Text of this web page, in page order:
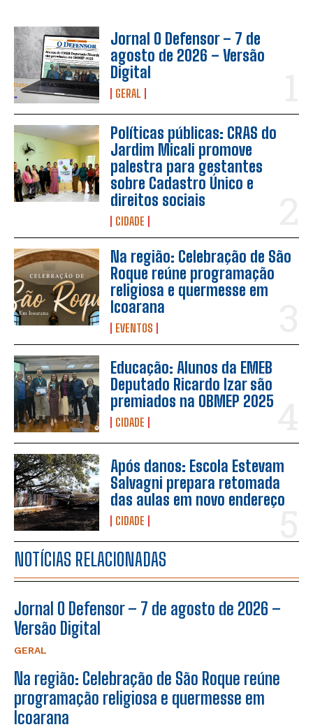
Jornal O Defensor – 7 de
agosto de 2026 – Versão
Digital
GERAL
Políticas públicas: CRAS do
Jardim Micali promove
palestra para gestantes
sobre Cadastro Único e
direitos sociais
CIDADE
Na região: Celebração de São
Roque reúne programação
religiosa e quermesse em
Icoarana
EVENTOS
Educação: Alunos da EMEB
Deputado Ricardo Izar são
premiados na OBMEP 2025
CIDADE
Após danos: Escola Estevam
Salvagni prepara retomada
das aulas em novo endereço
CIDADE
NOTÍCIAS RELACIONADAS
Jornal O Defensor – 7 de agosto de 2026 –
Versão Digital
GERAL
Na região: Celebração de São Roque reúne
programação religiosa e quermesse em
Icoarana